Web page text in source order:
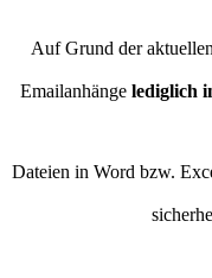
Auf Grund der
Emailanhänge lediglich
Dateien in Word bzw.